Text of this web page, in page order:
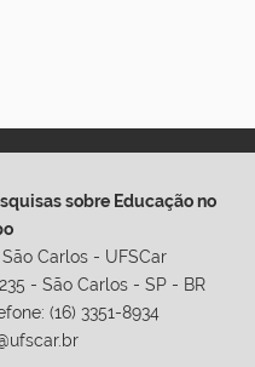
sobre Educação no
Carlos - UFSCar
- São Carlos - SP - BR
(16) 3351-8934